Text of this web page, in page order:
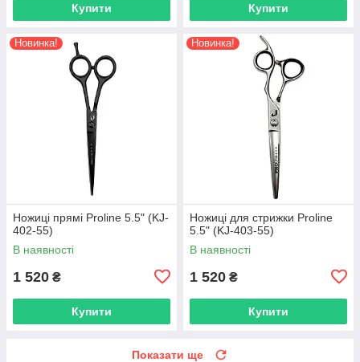
Купити Купити
Новинка!
Ножиці прямі Proline 5.5" (KJ-
402-55)
В наявності
1 520 ₴
Купити
Новинка!
Ножиці для стрижки Proline
5.5" (KJ-403-55)
В наявності
1 520 ₴
Купити
Показати ще